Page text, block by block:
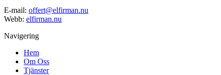
E-mail: offert@elfirman.nu
Webb: elfirman.nu
Navigering
Hem
Om Oss
Tjänster